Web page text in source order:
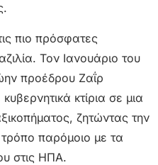
πιο πρόσφατες
Τον Ιανουάριο του
προέδρου Ζαΐρ
κτίρια σε μια
ζητώντας την
παρόμοιο με τα
στις ΗΠΑ.